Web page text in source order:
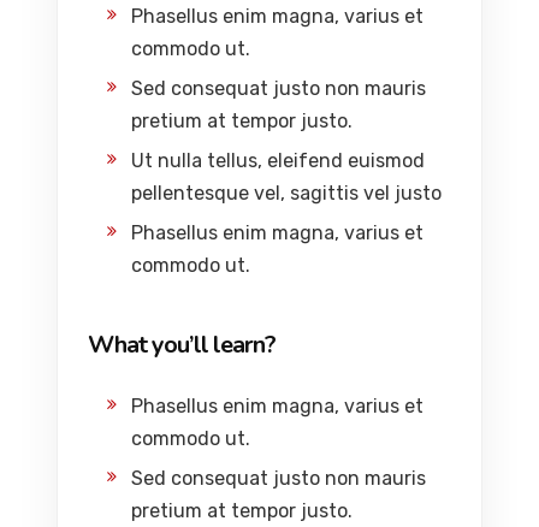
Phasellus enim magna, varius et
commodo ut.
Sed consequat justo non mauris
pretium at tempor justo.
Ut nulla tellus, eleifend euismod
pellentesque vel, sagittis vel justo
Phasellus enim magna, varius et
commodo ut.
What you’ll learn?
Phasellus enim magna, varius et
commodo ut.
Sed consequat justo non mauris
pretium at tempor justo.